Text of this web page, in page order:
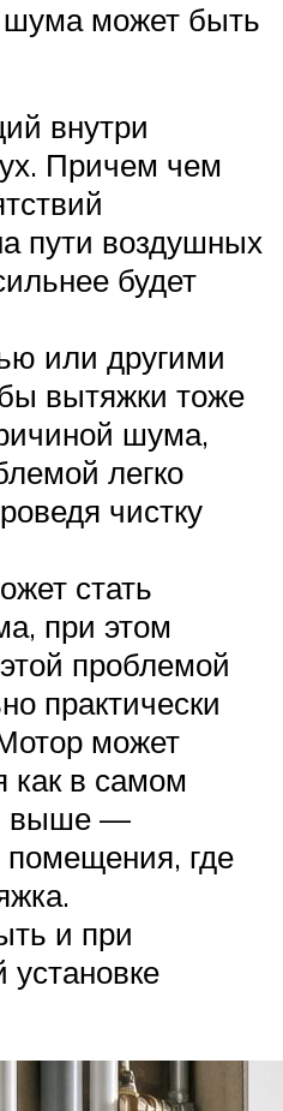
может быть
внутри
Причем чем
пути воздушных
будет
или другими
вытяжки тоже
шума,
легко
чистку
стать
при этом
проблемой
практически
может
как в самом
выше —
где
и при
установке